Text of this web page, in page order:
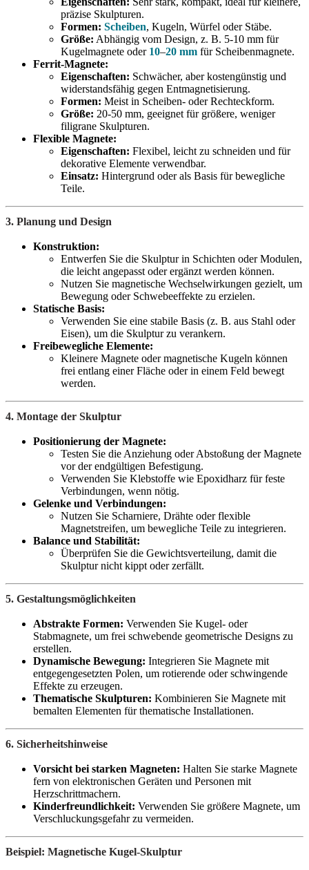
präzise Skulpturen.
Formen: Scheiben, Kugeln, Würfel oder Stäbe.
Größe: Abhängig vom Design, z. B. 5-10 mm für
Kugelmagnete oder 10–20 mm für Scheibenmagnete.
Ferrit-Magnete:
Eigenschaften: Schwächer, aber kostengünstig und
widerstandsfähig gegen Entmagnetisierung.
Formen: Meist in Scheiben- oder Rechteckform.
Größe: 20-50 mm, geeignet für größere, weniger
filigrane Skulpturen.
Flexible Magnete:
Eigenschaften: Flexibel, leicht zu schneiden und für
dekorative Elemente verwendbar.
Einsatz: Hintergrund oder als Basis für bewegliche
Teile.
3. Planung und Design
Konstruktion:
Entwerfen Sie die Skulptur in Schichten oder Modulen,
die leicht angepasst oder ergänzt werden können.
Nutzen Sie magnetische Wechselwirkungen gezielt, um
Bewegung oder Schwebeeffekte zu erzielen.
Statische Basis:
Verwenden Sie eine stabile Basis (z. B. aus Stahl oder
Eisen), um die Skulptur zu verankern.
Freibewegliche Elemente:
Kleinere Magnete oder magnetische Kugeln können
frei entlang einer Fläche oder in einem Feld bewegt
werden.
4. Montage der Skulptur
Positionierung der Magnete:
Testen Sie die Anziehung oder Abstoßung der Magnete
vor der endgültigen Befestigung.
Verwenden Sie Klebstoffe wie Epoxidharz für feste
Verbindungen, wenn nötig.
Gelenke und Verbindungen:
Nutzen Sie Scharniere, Drähte oder flexible
Magnetstreifen, um bewegliche Teile zu integrieren.
Balance und Stabilität:
Überprüfen Sie die Gewichtsverteilung, damit die
Skulptur nicht kippt oder zerfällt.
5. Gestaltungsmöglichkeiten
Abstrakte Formen: Verwenden Sie Kugel- oder
Stabmagnete, um frei schwebende geometrische Designs zu
erstellen.
Dynamische Bewegung: Integrieren Sie Magnete mit
entgegengesetzten Polen, um rotierende oder schwingende
Effekte zu erzeugen.
Thematische Skulpturen: Kombinieren Sie Magnete mit
bemalten Elementen für thematische Installationen.
6. Sicherheitshinweise
Vorsicht bei starken Magneten: Halten Sie starke Magnete
fern von elektronischen Geräten und Personen mit
Herzschrittmachern.
Kinderfreundlichkeit: Verwenden Sie größere Magnete, um
Verschluckungsgefahr zu vermeiden.
Beispiel: Magnetische Kugel-Skulptur